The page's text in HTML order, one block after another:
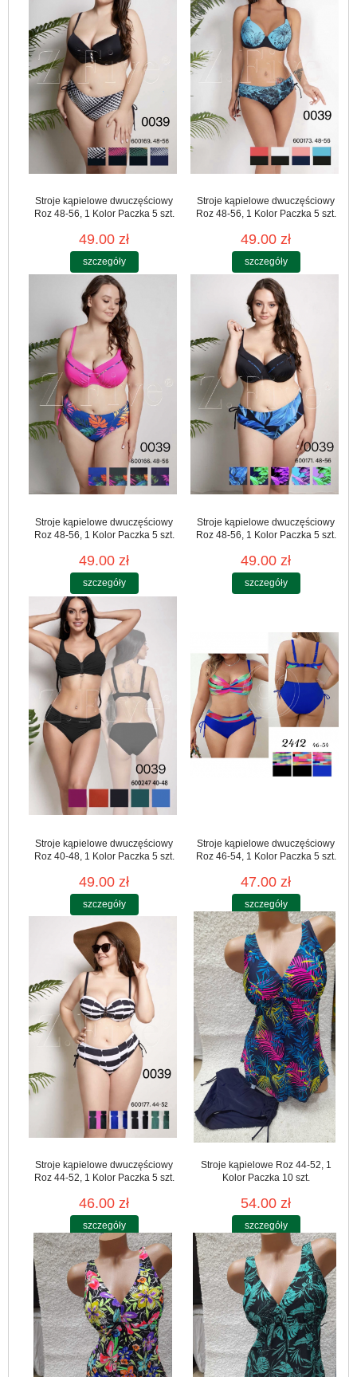
Stroje kąpielowe dwuczęściowy
Roz 48-56, 1 Kolor Paczka 5 szt.
49.00 zł
szczegóły
Stroje kąpielowe dwuczęściowy
Roz 48-56, 1 Kolor Paczka 5 szt.
49.00 zł
szczegóły
Stroje kąpielowe dwuczęściowy
Roz 48-56, 1 Kolor Paczka 5 szt.
49.00 zł
szczegóły
Stroje kąpielowe dwuczęściowy
Roz 48-56, 1 Kolor Paczka 5 szt.
49.00 zł
szczegóły
Stroje kąpielowe dwuczęściowy
Roz 40-48, 1 Kolor Paczka 5 szt.
49.00 zł
szczegóły
Stroje kąpielowe dwuczęściowy
Roz 46-54, 1 Kolor Paczka 5 szt.
47.00 zł
szczegóły
Stroje kąpielowe dwuczęściowy
Roz 44-52, 1 Kolor Paczka 5 szt.
46.00 zł
szczegóły
Stroje kąpielowe Roz 44-52, 1
Kolor Paczka 10 szt.
54.00 zł
szczegóły